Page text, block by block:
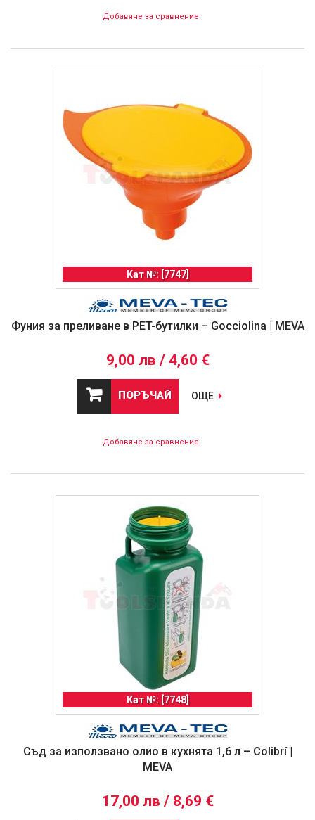
Добавяне за сравнение
Кат №: [7747]
Фуния за преливане в PET-бутилки – Gocciolina | MEVA
9,00 лв / 4,60 €
ПОРЪЧАЙ ОЩЕ
Добавяне за сравнение
Кат №: [7748]
Съд за използвано олио в кухнята 1,6 л – Colibrí |
MEVA
17,00 лв / 8,69 €